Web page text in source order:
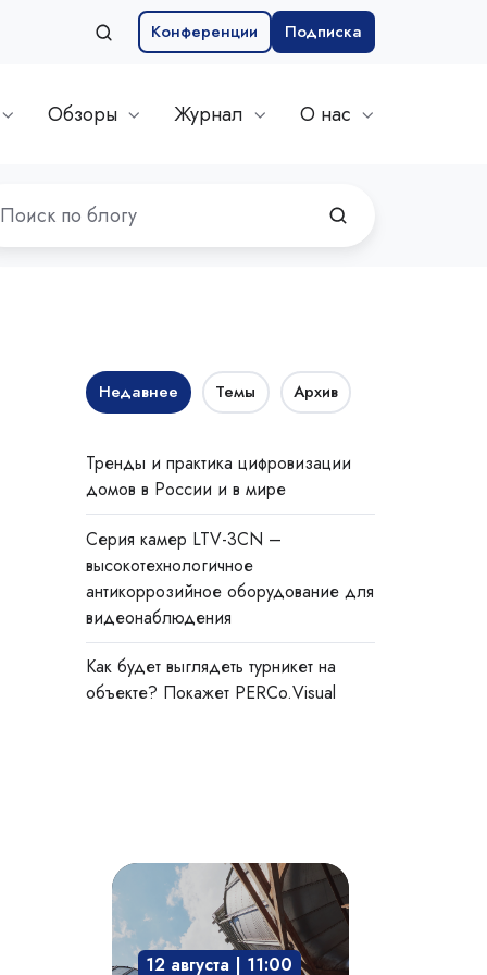
Конференции Подписка
Обзоры Журнал О нас
Недавнее Темы Архив
Тренды и практика цифровизации
домов в России и в мире
Cерия камер LTV-3CN –
высокотехнологичное
антикоррозийное оборудование для
видеонаблюдения
Как будет выглядеть турникет на
объекте? Покажет PERCo.Visual
Взрывозащита
технологического
оборудования:
защита12 августа | 11:00